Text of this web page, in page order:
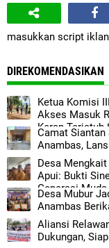
masukkan script
DIREKOMENDASIKAN
Ketua Komisi
Akses Masuk
Kerap Terjatuh
Camat Siantan
Anambas,
Desa
Apui: Bukti
Generasi Muda
Desa Mubur
Anambas
Aliansi
Dukungan,